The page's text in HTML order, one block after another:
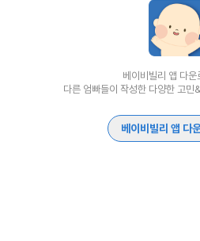
베이비빌리 앱 다운
다른 엄빠들이 작성한 다양한 고민
베이비빌리 앱 다